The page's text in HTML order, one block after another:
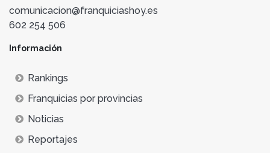
comunicacion@franquiciashoy.es
602 254 506
Información
Rankings
Franquicias por provincias
Noticias
Reportajes